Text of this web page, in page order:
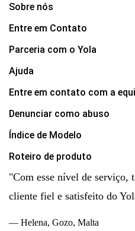
Sobre nós
Entre em Contato
Parceria com o Yola
Ajuda
Entre em contato com a
Denunciar como abuso
Índice de Modelo
Roteiro de produto
"Com esse nível de serviço,
cliente fiel e satisfeito do
— Helena, Gozo, Malta